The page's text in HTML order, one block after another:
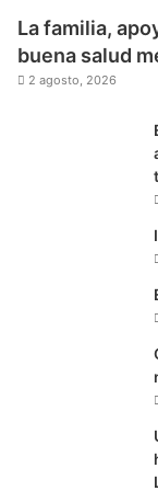
La familia,
buena salud
2 agosto, 2026